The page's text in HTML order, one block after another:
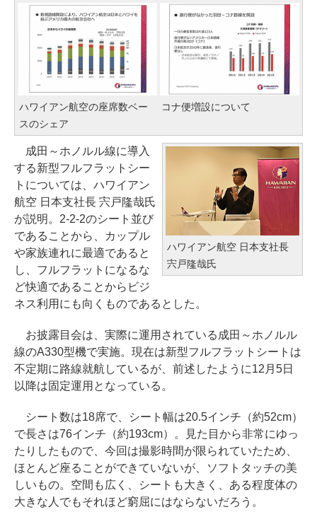
ハワイアン航空の座席数ベー
スのシェア
コナ便増設について
ハワイアン航空 日本支社長
宍戸隆哉氏
成田～ホノルル線に導入
する新型フルフラットシー
トについては、ハワイアン
航空 日本支社長 宍戸隆哉氏
が説明。2-2-2のシート並び
であることから、カップル
や家族連れに最適であると
し、フルフラットになるな
ど快適であることからビジ
ネス利用にも向くものであるとした。
お披露目会は、実際に運用されている成田～ホノルル
線のA330型機で実施。現在は新型フルフラットシートは
不定期に路線就航しているが、前述したように12月5日
以降は固定運用となっている。
シート数は18席で、シート幅は20.5インチ（約52cm）
で長さは76インチ（約193cm）。見た目から非常にゆっ
たりしたもので、今回は撮影時間が限られていたため、
ほとんど座ることができていないが、ソフトタッチの美
しいもの。空間も広く、シートも大きく、ある程度体の
大きな人でもそれほど窮屈にはならないだろう。